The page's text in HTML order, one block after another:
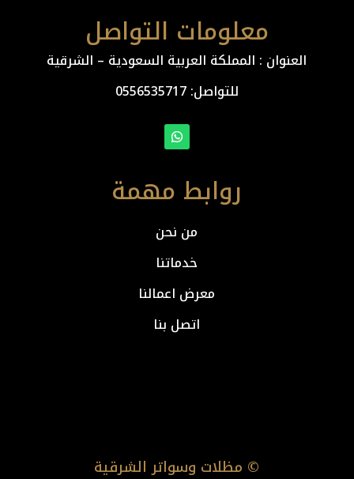
معلومات التواصل
العنوان : المملكة العربية السعودية – الشرقية
للتواصل: ⁦0556535717
روابط مهمة
من نحن
خدماتنا
معرض اعمالنا
اتصل بنا
© مظلات وسواتر الشرقية